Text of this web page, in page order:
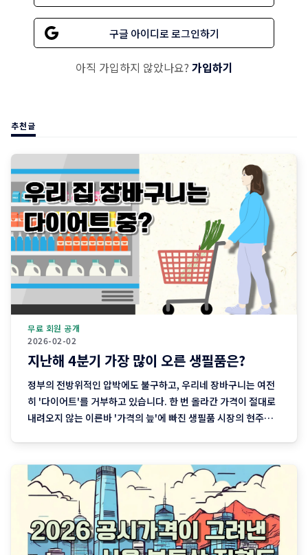
구글 아이디로 로그인하기
아직 가입하지 않았나요? 가입하기
추천글
2026-02-02
무료 회원 공개
지난해 4분기 가장 많이 오른 생필품은?
정부의 전방위적인 압박에도 불구하고, 우리네 장바구니는 여전
히 '다이어트'를 거부하고 있습니다. 한 번 올라간 가격이 절대로
내려오지 않는 이른바 '가격의 늪'에 빠진 생필품 시장의 현주소
와 달걀 한 판을 집어 든 당신, 결제창에